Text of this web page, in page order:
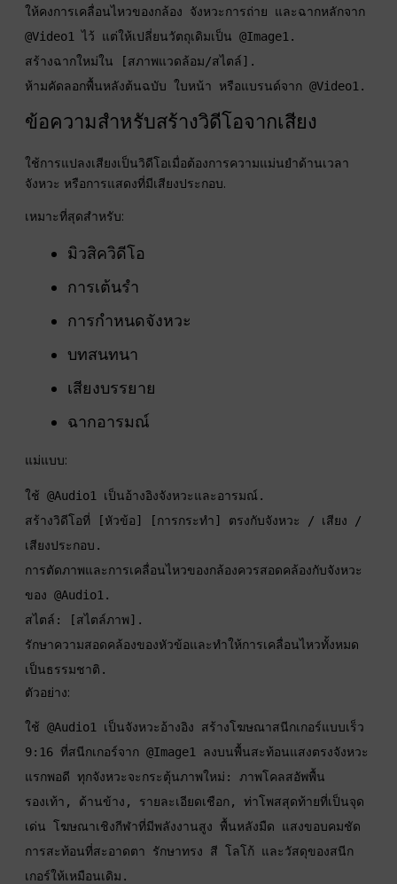
ใช้ @Image1 เป็นข้อมูลอ้างอิงหัวข้อใหม่.
ให้คงการเคลื่อนไหวของกล้อง จังหวะการถ่าย และฉากหลักจาก
@Video1 ไว้ แต่ให้เปลี่ยนวัตถุเดิมเป็น @Image1.
สร้างฉากใหม่ใน [สภาพแวดล้อม/สไตล์].
ห้ามคัดลอกพื้นหลังต้นฉบับ ใบหน้า หรือแบรนด์จาก @Video1.
ใช้การแปลงเสียงเป็นวิดีโอเมื่อต้องการความแม่นยำด้านเวลา
มิวสิควิดีโอ
การเต้นรำ
บทสนทนา
เสียงบรรยาย
ใช้ @Audio1 เป็นอ้างอิงจังหวะและอารมณ์.
สร้างวิดีโอที่ [หัวข้อ] [การกระทำ] ตรงกับจังหวะ / เสียง /
เสียงประกอบ.
การตัดภาพและการเคลื่อนไหวของกล้องควรสอดคล้องกับจังหวะ
ของ @Audio1.
สไตล์: [สไตล์ภาพ].
รักษาความสอดคล้องของหัวข้อและทำให้การเคลื่อนไหวทั้งหมด
เป็นธรรมชาติ.
ใช้ @Audio1 เป็นจังหวะอ้างอิง สร้างโฆษณาสนีกเกอร์แบบเร็ว
9:16 ที่สนีกเกอร์จาก @Image1 ลงบนพื้นสะท้อนแสงตรงจังหวะ
แรกพอดี ทุกจังหวะจะกระตุ้นภาพใหม่: ภาพโคลสอัพพื้น
รองเท้า, ด้านข้าง, รายละเอียดเชือก, ท่าโพสสุดท้ายที่เป็นจุด
เด่น โฆษณาเชิงกีฬาที่มีพลังงานสูง พื้นหลังมืด แสงขอบคมชัด
การสะท้อนที่สะอาดตา รักษาทรง สี โลโก้ และวัสดุของสนีก